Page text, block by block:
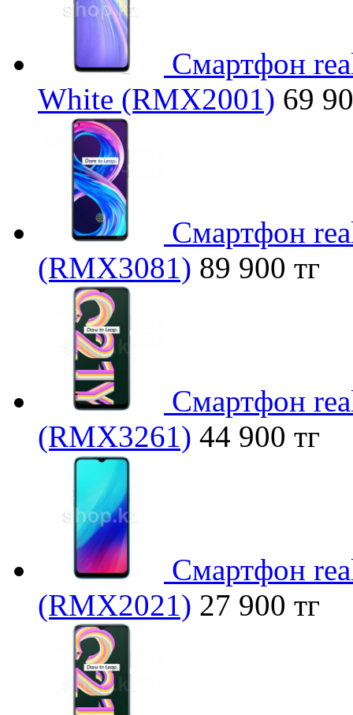
Смартфон
White (RMX2001) 69
Смартфон
(RMX3081) 89 900 тг
Смартфон
(RMX3261) 44 900 тг
Смартфон
(RMX2021) 27 900 тг